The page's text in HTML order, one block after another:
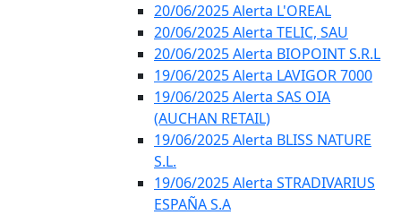
20/06/2025 Alerta L'OREAL
20/06/2025 Alerta TELIC, SAU
20/06/2025 Alerta BIOPOINT S.R.L
19/06/2025 Alerta LAVIGOR 7000
19/06/2025 Alerta SAS OIA
(AUCHAN RETAIL)
19/06/2025 Alerta BLISS NATURE
S.L.
19/06/2025 Alerta STRADIVARIUS
ESPAÑA S.A